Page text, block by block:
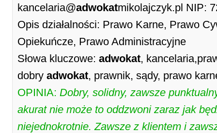
kancelaria@adwokatmikolajczyk.pl NIP:
Opis działalności: Prawo Karne, Prawo
Opiekuńcze, Prawo Administracyjne
Słowa kluczowe: adwokat,
dobry adwokat, prawnik, sądy, prawo
OPINIA: Dobry, solidny, zawsze
akurat nie może to oddzwoni zaraz jak
niejednokrotnie. Zawsze z klientem i